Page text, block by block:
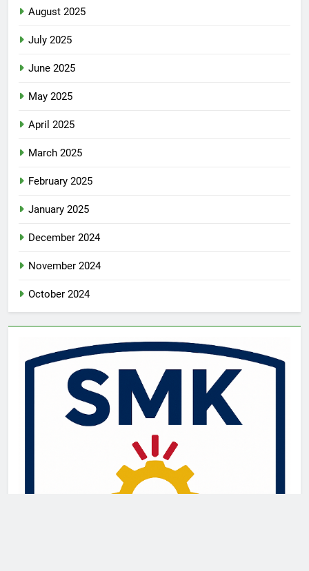
August 2025
July 2025
June 2025
May 2025
April 2025
March 2025
February 2025
January 2025
December 2024
November 2024
October 2024